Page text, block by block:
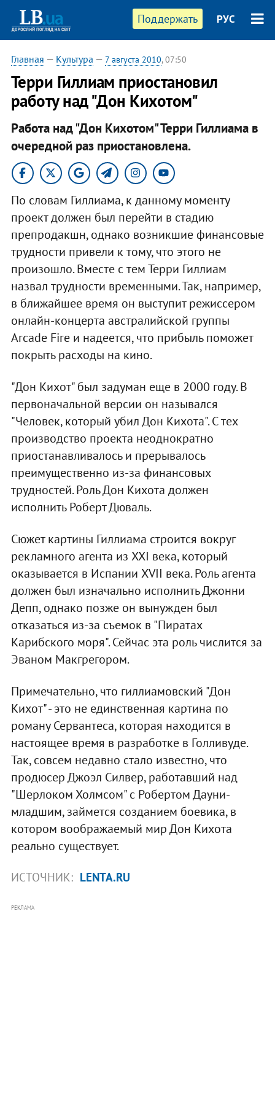
Поддержать РУС
Главная — Культура — 7 августа 2010, 07:50
Терри Гиллиам приостановил
работу над "Дон Кихотом"
Работа над "Дон Кихотом" Терри Гиллиама в
очередной раз приостановлена.
По словам Гиллиама, к данному моменту
проект должен был перейти в стадию
препродакшн, однако возникшие финансовые
трудности привели к тому, что этого не
произошло. Вместе с тем Терри Гиллиам
назвал трудности временными. Так, например,
в ближайшее время он выступит режиссером
онлайн-концерта австралийской группы
Arcade Fire и надеется, что прибыль поможет
покрыть расходы на кино.
"Дон Кихот" был задуман еще в 2000 году. В
первоначальной версии он назывался
"Человек, который убил Дон Кихота". С тех
производство проекта неоднократно
приостанавливалось и прерывалось
преимущественно из-за финансовых
трудностей. Роль Дон Кихота должен
исполнить Роберт Дюваль.
Сюжет картины Гиллиама строится вокруг
рекламного агента из XXI века, который
оказывается в Испании XVII века. Роль агента
должен был изначально исполнить Джонни
Депп, однако позже он вынужден был
отказаться из-за съемок в "Пиратах
Карибского моря". Сейчас эта роль числится за
Эваном Макгрегором.
Примечательно, что гиллиамовский "Дон
Кихот" - это не единственная картина по
роману Сервантеса, которая находится в
настоящее время в разработке в Голливуде.
Так, совсем недавно стало известно, что
продюсер Джоэл Силвер, работавший над
"Шерлоком Холмсом" с Робертом Дауни-
младшим, займется созданием боевика, в
котором воображаемый мир Дон Кихота
реально существует.
ИСТОЧНИК: LENTA.RU
РЕКЛАМА